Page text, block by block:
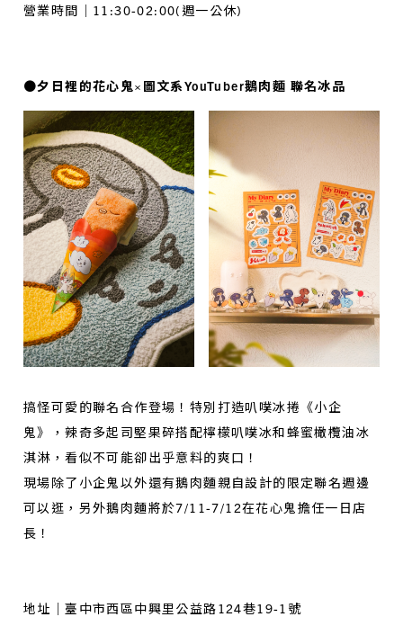
營業時間｜11:30-02:00(週一公休)
●夕日裡的花心鬼×圖文系YouTuber鵝肉麵 聯名冰品
搞怪可愛的聯名合作登場！特別打造叭噗冰捲《小企
鬼》，辣奇多起司堅果碎搭配檸檬叭噗冰和蜂蜜橄欖油冰
淇淋，看似不可能卻出乎意料的爽口！
現場除了小企鬼以外還有鵝肉麵親自設計的限定聯名週邊
可以逛，另外鵝肉麵將於7/11-7/12在花心鬼擔任一日店
長！
地址｜臺中市西區中興里公益路124巷19-1號